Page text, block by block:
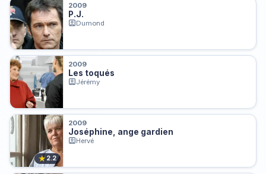
2009
P.J.
Dumond
2009
Les toqués
Jérémy
★2.2
2009
Joséphine, ange gardien
Hervé